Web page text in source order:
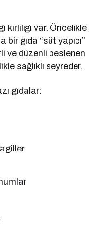
kirliliği var. Öncelikle
bir gıda “süt yapıcı”
ve düzenli beslenen
sağlıklı seyreder.
gıdalar: